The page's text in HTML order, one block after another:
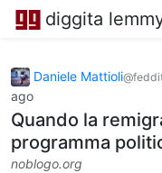
diggita
Daniele Mattioli
ago
Quando la
programma
noblogo.org